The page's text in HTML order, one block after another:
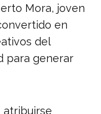
Mora, joven
en
del
para generar
atribuirse